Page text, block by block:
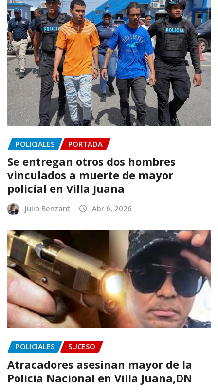
POLICIALES PORTADA
Se entregan otros dos hombres
vinculados a muerte de mayor
policial en Villa Juana
Julio Benzant Abr 6, 2026
POLICIALES SUCESO
Atracadores asesinan mayor de la
Policia Nacional en Villa Juana,DN